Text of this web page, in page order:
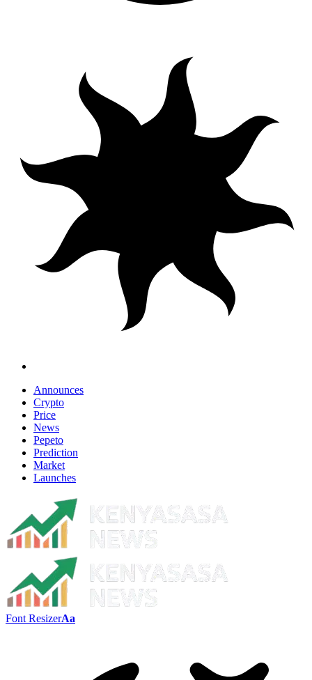
Announces
Crypto
Price
News
Pepeto
Prediction
Market
Launches
Font ResizerAa